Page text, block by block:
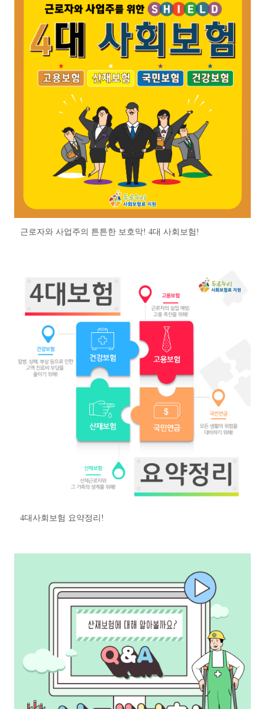
근로자와 사업주의 튼튼한 보호막! 4대 사회보험!
4대사회보험 요약정리!